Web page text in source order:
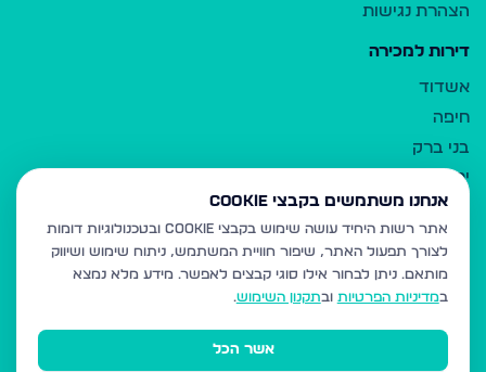
הצהרת נגישות
דירות למכירה
אשדוד
חיפה
בני ברק
ירושלים
אלעד
גבעת זאב
בית שמש
רכסים
מודיעין עילית
אנחנו משתמשים בקבצי Cookie
אתר רשות היחיד עושה שימוש בקבצי Cookie ובטכנולוגיות דומות
לצורך תפעול האתר, שיפור חוויית המשתמש, ניתוח שימוש ושיווק
מותאם. ניתן לבחור אילו סוגי קבצים לאפשר. מידע מלא נמצא
במדיניות הפרטיות ובתקנון השימוש.
אשר הכל